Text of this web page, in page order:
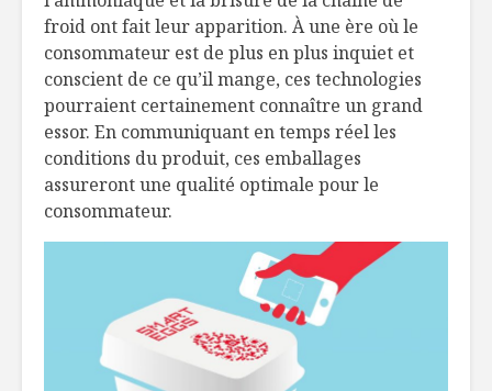
froid ont fait leur apparition. À une ère où le
consommateur est de plus en plus inquiet et
conscient de ce qu’il mange, ces technologies
pourraient certainement connaître un grand
essor. En communiquant en temps réel les
conditions du produit, ces emballages
assureront une qualité optimale pour le
consommateur.